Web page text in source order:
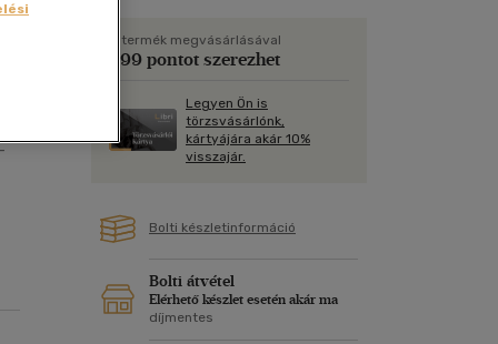
Képeslap
Papír, írószer
Vallás, mitológia
A termék megvásárlásával
699 pontot szerezhet
Legyen Ön is
törzsvásárlónk,
kártyájára akár 10%
visszajár.
Bolti készletinformáció
Bolti átvétel
Elérhető készlet esetén akár ma
díjmentes